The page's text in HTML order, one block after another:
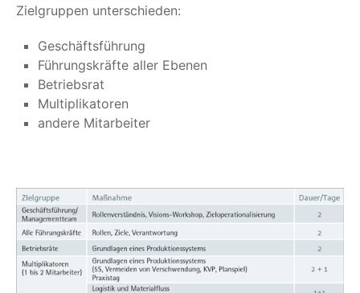
Zielgruppen unterschieden:
Geschäftsführung
Führungskräfte aller Ebenen
Betriebsrat
Multiplikatoren
andere Mitarbeiter